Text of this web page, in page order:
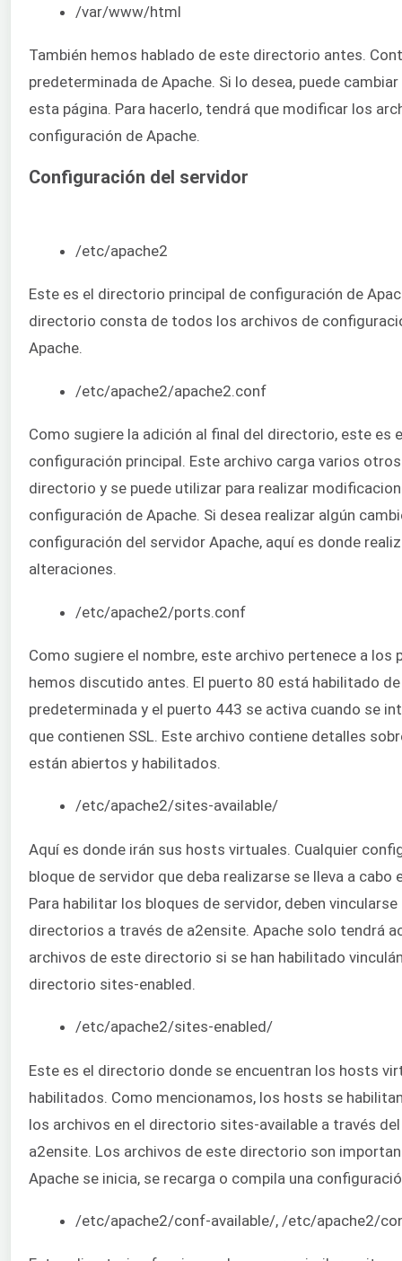
/var/www/html
También hemos hablado de este directorio antes.
predeterminada de Apache. Si lo desea, puede
esta página. Para hacerlo, tendrá que modificar los
configuración de Apache.
Configuración del servidor
/etc/apache2
Este es el directorio principal de configuración de
directorio consta de todos los archivos de
Apache.
/etc/apache2/apache2.conf
Como sugiere la adición al final del directorio, este es
configuración principal. Este archivo carga varios
directorio y se puede utilizar para realizar
configuración de Apache. Si desea realizar algún
configuración del servidor Apache, aquí es donde
alteraciones.
/etc/apache2/ports.conf
Como sugiere el nombre, este archivo pertenece a los
hemos discutido antes. El puerto 80 está habilitado
predeterminada y el puerto 443 se activa cuando se
que contienen SSL. Este archivo contiene detalles
están abiertos y habilitados.
/etc/apache2/sites-available/
Aquí es donde irán sus hosts virtuales. Cualquier
bloque de servidor que deba realizarse se lleva a cabo
Para habilitar los bloques de servidor, deben
directorios a través de a2ensite. Apache solo tendrá
archivos de este directorio si se han habilitado
directorio sites-enabled.
/etc/apache2/sites-enabled/
Este es el directorio donde se encuentran los hosts
habilitados. Como mencionamos, los hosts se
los archivos en el directorio sites-available a través
a2ensite. Los archivos de este directorio son
Apache se inicia, se recarga o compila una
/etc/apache2/conf-available/, /etc/apache2/